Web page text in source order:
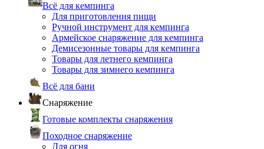
Всё для кемпинга
Для приготовления пищи
Ручной инструмент для кемпинга
Армейское снаряжение для кемпинга
Демисезонные товары для кемпинга
Товары для летнего кемпинга
Товары для зимнего кемпинга
Всё для бани
Снаряжение
Готовые комплекты снаряжения
Походное снаряжение
Для огня